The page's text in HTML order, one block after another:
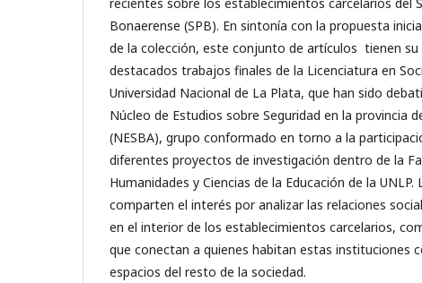
Bonaerense (SPB). En sintonía con la propuesta
de la colección, este conjunto de artículos tienen su
destacados trabajos finales de la Licenciatura en
Universidad Nacional de La Plata, que han sido
Núcleo de Estudios sobre Seguridad en la provincia
(NESBA), grupo conformado en torno a la
diferentes proyectos de investigación dentro de la
Humanidades y Ciencias de la Educación de la
comparten el interés por analizar las relaciones
en el interior de los establecimientos carcelarios,
que conectan a quienes habitan estas instituciones
espacios del resto de la sociedad.